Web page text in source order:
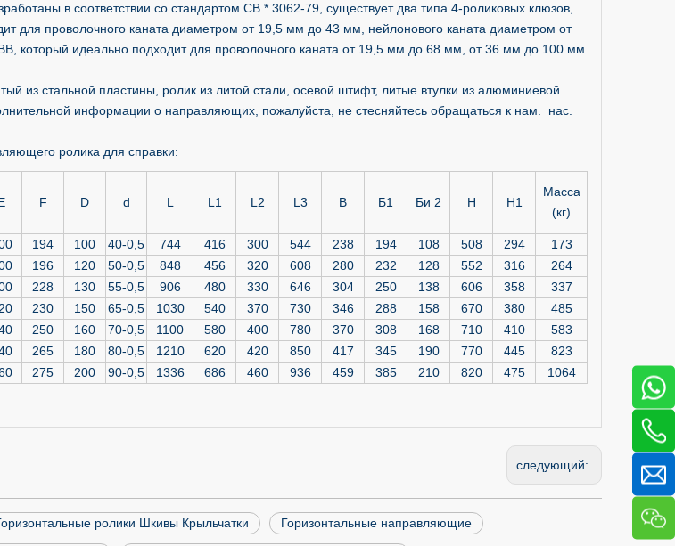
в соответствии со стандартом CB * 3062-79, существует два типа 4-роликовых клюзов,
для проволочного каната диаметром от 19,5 мм до 43 мм, нейлонового каната диаметром от
который идеально подходит для проволочного каната от 19,5 мм до 68 мм, от 36 мм до 100 мм
из стальной пластины, ролик из литой стали, осевой штифт, литые втулки из алюминиевой
информации о направляющих, пожалуйста, не стесняйтесь обращаться к нам. нас.
ролика для справки:
F D d L L1 L2 L3 B Б1 Би 2 H Н1
Масса
(кг)
194 100 40-0,5 744 416 300 544 238 194 108 508 294
173
196 120 50-0,5 848 456 320 608 280 232 128 552 316
264
228 130 55-0,5 906 480 330 646 304 250 138 606 358
337
230 150 65-0,5 1030 540 370 730 346 288 158 670 380
485
250 160 70-0,5 1100 580 400 780 370 308 168 710 410
583
265 180 80-0,5 1210 620 420 850 417 345 190 770 445
823
275 200 90-0,5 1336 686 460 936 459 385 210 820 475 1064
следующий:
ролики Шкивы Крыльчатки Горизонтальные направляющие